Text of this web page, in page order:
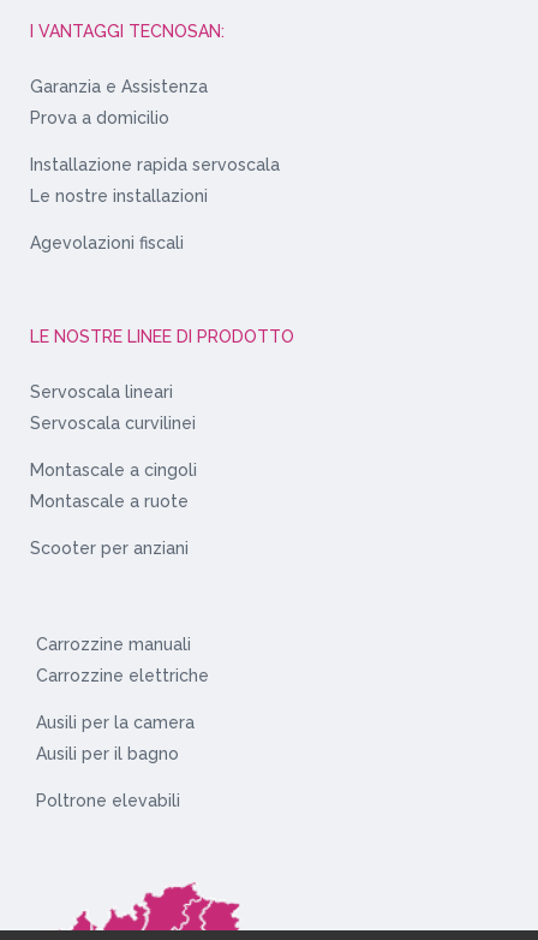
I VANTAGGI TECNOSAN:
Garanzia e Assistenza
Prova a domicilio
Installazione rapida servoscala
Le nostre installazioni
Agevolazioni fiscali
LE NOSTRE LINEE DI PRODOTTO
Servoscala lineari
Servoscala curvilinei
Montascale a cingoli
Montascale a ruote
Scooter per anziani
Carrozzine manuali
Carrozzine elettriche
Ausili per la camera
Ausili per il bagno
Poltrone elevabili